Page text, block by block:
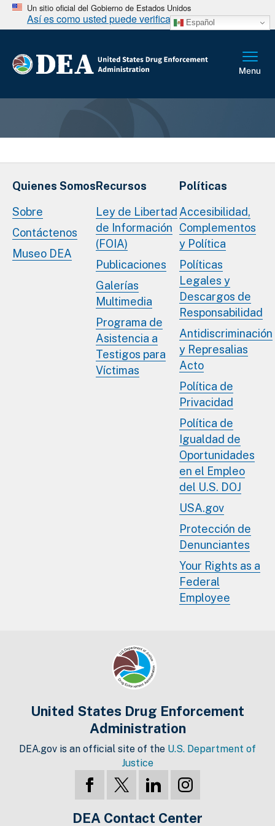
Un sitio oficial del Gobierno de Estados Unidos
Así es como usted puede verificarlo Español
Quienes Somos
Sobre
Contáctenos
Museo DEA
Recursos
Ley de Libertad
de Información
(FOIA)
Publicaciones
Galerías
Multimedia
Programa de
Asistencia a
Testigos para
Víctimas
Políticas
Accesibilidad,
Complementos
y Política
Políticas
Legales y
Descargos de
Responsabilidad
Antidiscriminación
y Represalias
Acto
Política de
Privacidad
Política de
Igualdad de
Oportunidades
en el Empleo
del U.S. DOJ
USA.gov
Protección de
Denunciantes
Your Rights as a
Federal
Employee
United States Drug Enforcement
Administration
DEA.gov is an official site of the U.S. Department of
Justice
DEA Contact Center